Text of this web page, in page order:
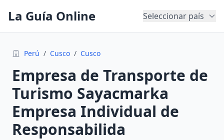
La Guía Online Seleccionar país
Perú / Cusco / Cusco
Empresa de Transporte de
Turismo Sayacmarka
Empresa Individual de
Responsabilida